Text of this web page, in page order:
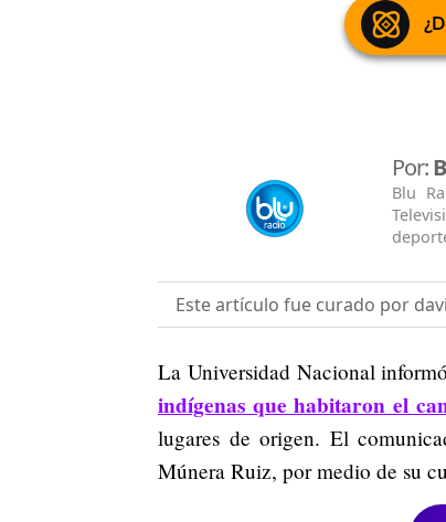
Por:
Blu
Este artículo fue curado por
La Universidad Nacional
indígenas que habitaron el
lugares de origen. El
Múnera Ruiz, por medio de su